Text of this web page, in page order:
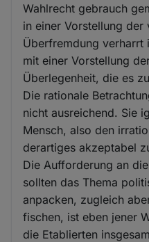
Wahlrecht gebrauch
in einer Vorstellung
Überfremdung verharrt
mit einer Vorstellung
Überlegenheit, die es
Die rationale
nicht ausreichend. Sie
Mensch, also den
derartiges akzeptabel
Die Aufforderung an
sollten das Thema
anpacken, zugleich
fischen, ist eben jener
die Etablierten